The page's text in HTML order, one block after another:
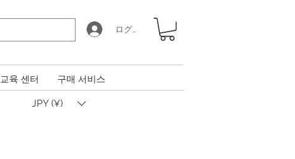
ログイン
교육 센터 구매 서비스
JPY (¥)